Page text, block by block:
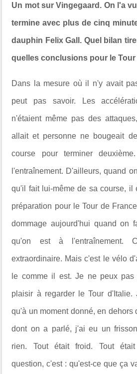
Un mot sur Vingegaard. On l'a
termine avec plus de cinq
dauphin Felix Gall. Quel bilan
quelles conclusions pour le Tour
Dans la mesure où il n'y avait
peut pas savoir. Les
n'étaient même pas des
allait et personne ne bougeait
course pour terminer
l'entraînement. D'ailleurs, quand
qu'il fait lui-même de sa course, il
préparation pour le Tour de
dommage aujourd'hui quand on
qu'on est à l'entraînement.
extraordinaire. Mais c'est le vélo
le comme il est. Je ne peux
plaisir à regarder le Tour
qu'à un moment donné, en dehors
dont on a parlé, j'ai eu un
rien. Tout était froid. Tout
question, c'est : qu'est-ce que ça